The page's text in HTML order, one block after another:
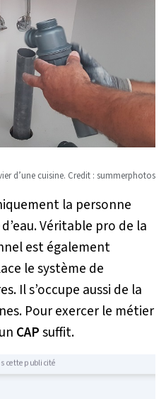
d’une cuisine. Credit : summerphotos
la personne
Véritable pro de la
est également
le système de
Il s’occupe aussi de la
Pour exercer le métier
CAPsuffit.
cette publicité